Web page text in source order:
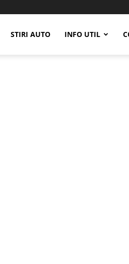
STIRI AUTO INFO UTIL